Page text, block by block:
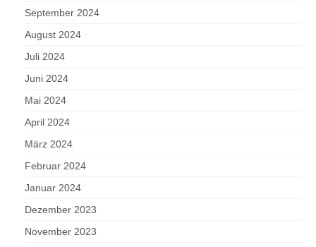
September 2024
August 2024
Juli 2024
Juni 2024
Mai 2024
April 2024
März 2024
Februar 2024
Januar 2024
Dezember 2023
November 2023